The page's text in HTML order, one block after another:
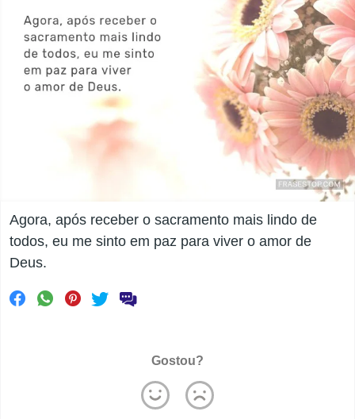
Agora, após receber o sacramento mais lindo de
todos, eu me sinto em paz para viver o amor de
Deus.
Gostou?